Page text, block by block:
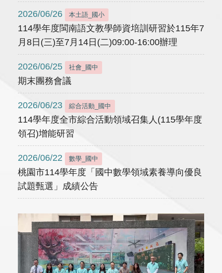
2026/06/26 本土語_國小
114學年度閩南語文教學師資培訓研習於115年7
月8日(三)至7月14日(二)09:00-16:00辦理
2026/06/25 社會_國中
期末團務會議
2026/06/23 綜合活動_國中
114學年度全市綜合活動領域召集人(115學年度
領召)增能研習
2026/06/22 數學_國中
桃園市114學年度「國中數學領域素養導向優良
試題甄選」成績公告